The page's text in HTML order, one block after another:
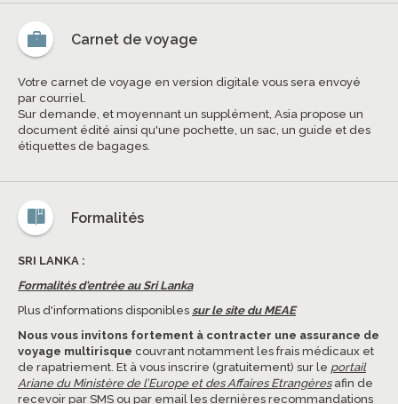
Carnet de voyage
Votre carnet de voyage en version digitale vous sera envoyé
par courriel.
Sur demande, et moyennant un supplément, Asia propose un
document édité ainsi qu'une pochette, un sac, un guide et des
étiquettes de bagages.
Formalités
SRI LANKA :
Formalités d'entrée au Sri Lanka
Plus d'informations disponibles sur le site du MEAE
Nous vous invitons fortement à contracter une assurance de
voyage multirisque couvrant notamment les frais médicaux et
de rapatriement. Et à vous inscrire (gratuitement) sur le portail
Ariane du Ministère de l’Europe et des Affaires Etrangèresafin de
recevoir par SMS ou par email les dernières recommandations